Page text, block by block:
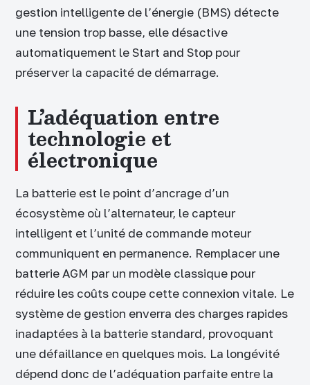
gestion intelligente de l’énergie (BMS) détecte
une tension trop basse, elle désactive
automatiquement le Start and Stop pour
préserver la capacité de démarrage.
L’adéquation entre
technologie et
électronique
La batterie est le point d’ancrage d’un
écosystème où l’alternateur, le capteur
intelligent et l’unité de commande moteur
communiquent en permanence. Remplacer une
batterie AGM par un modèle classique pour
réduire les coûts coupe cette connexion vitale. Le
système de gestion enverra des charges rapides
inadaptées à la batterie standard, provoquant
une défaillance en quelques mois. La longévité
dépend donc de l’adéquation parfaite entre la